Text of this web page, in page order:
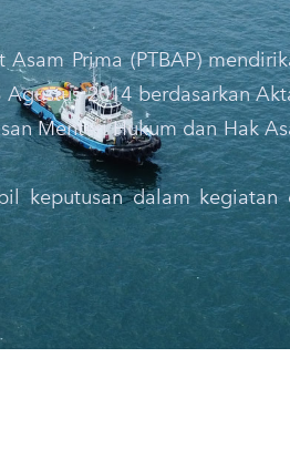
Prima (PTBAP)
Agustus 2014 berdasarkan
Menteri Hukum dan Hak
keputusan dalam